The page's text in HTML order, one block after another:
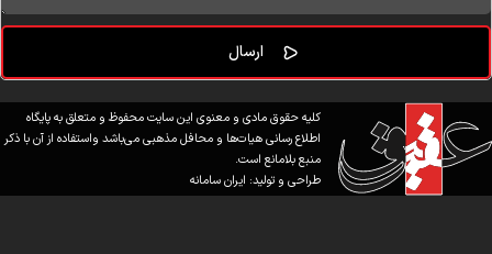
کلیه حقوق مادی و معنوی این سایت محفوظ و متعلق به پایگاه
اطلاع رسانی هیات‌ها و محافل مذهبی می‌باشد واستفاده از آن با ذکر
منبع بلامانع است.
طراحی و تولید:ایران سامانه